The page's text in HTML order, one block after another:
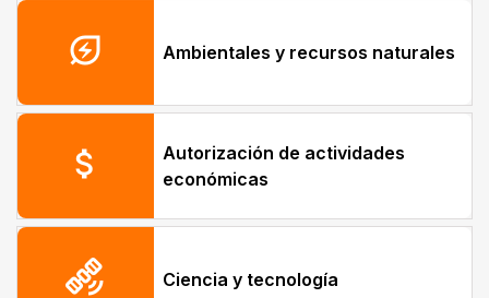
energy_savings_leaf Ambientales y recursos naturales
attach_money
Autorización de actividades
económicas
satellite_alt Ciencia y tecnología